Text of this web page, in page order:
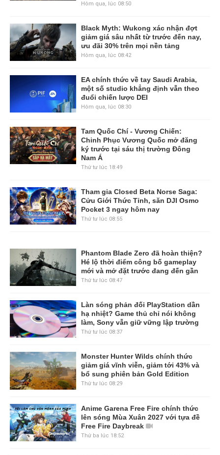
Hôm qua, lúc 08:50
Black Myth: Wukong xác nhận đợt
giảm giá sâu nhất từ trước đến nay,
ưu đãi 30% trên mọi nền tảng
Hôm qua, lúc 08:42
EA chính thức về tay Saudi Arabia,
một số studio khẳng định vẫn theo
đuổi chiến lược DEI
Hôm qua, lúc 08:30
Tam Quốc Chí - Vương Chiến:
Chinh Phục Vương Quốc mở đăng
ký trước tại sáu thị trường Đông
Nam Á
Thứ tư lúc 18:49
Tham gia Closed Beta Norse Saga:
Cửu Giới Thức Tỉnh, săn DJI Osmo
Pocket 3 ngay hôm nay
Thứ tư lúc 08:55
Phantom Blade Zero đã hoàn thiện?
Hé lộ thời điểm công bố gameplay
mới và mở đặt trước đang đến gần
Thứ tư lúc 08:47
Làn sóng phản đối PlayStation dần
hạ nhiệt? Game thủ chỉ nói không
làm, Sony vẫn giữ vững lập trường
Thứ tư lúc 08:37
Monster Hunter Wilds chính thức
giảm giá vĩnh viễn, giảm tới 43% và
bổ sung phiên bản Gold Edition
Thứ tư lúc 08:29
Anime Garena Free Fire chính thức
lên sóng Mùa Xuân 2027 với tựa đề
Free Fire Daybreak
Thứ ba lúc 18:52